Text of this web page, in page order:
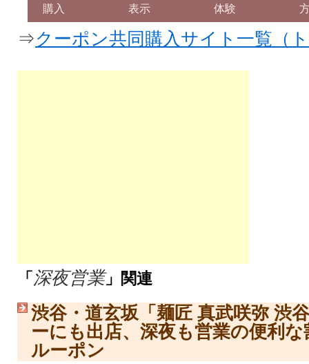
購入 表示 体験
⇒クーポン共同購入サイト一覧（
「 深夜営業」関連
渋谷・道玄坂「麺匠 真武咲弥 渋
ーにも出店、深夜も営業の便利
ルーポン